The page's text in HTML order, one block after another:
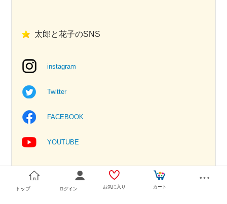
太郎と花子のSNS
instagram
Twitter
FACEBOOK
YOUTUBE
トップ ログイン お気に入り カート